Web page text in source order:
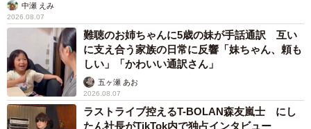
中瀬 えみ
2026.08.07
難聴のお姉ちゃんに5歳の妹が手話通訳 互い
に支え合う家族の日常に反響「妹ちゃん、頼も
しい」「かわいい通訳さん」
五ヶ瀬 あお
2026.08.07
ラストライブ控えるT-BOLAN森友嵐士 にし
たん社長がTikTok内で独占インタビュー